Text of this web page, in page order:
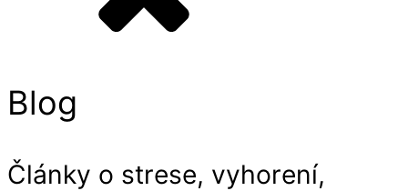
Blog
Články o strese, vyhorení,